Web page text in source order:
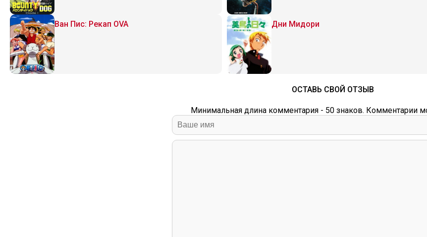
Ван Пис: Рекап OVA Дни Мидори
ОСТАВЬ СВОЙ ОТЗЫВ
Минимальная длина комментария - 50 знаков. Комментарии